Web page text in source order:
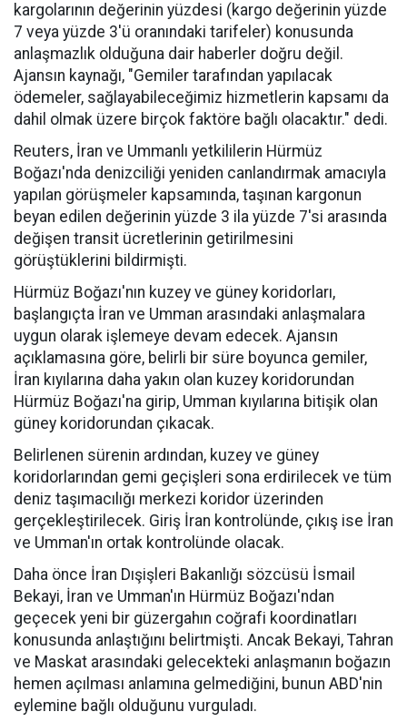
kargolarının değerinin yüzdesi (kargo değerinin yüzde
7 veya yüzde 3'ü oranındaki tarifeler) konusunda
anlaşmazlık olduğuna dair haberler doğru değil.
Ajansın kaynağı, "Gemiler tarafından yapılacak
ödemeler, sağlayabileceğimiz hizmetlerin kapsamı da
dahil olmak üzere birçok faktöre bağlı olacaktır." dedi.
Reuters, İran ve Ummanlı yetkililerin Hürmüz
Boğazı'nda denizciliği yeniden canlandırmak amacıyla
yapılan görüşmeler kapsamında, taşınan kargonun
beyan edilen değerinin yüzde 3 ila yüzde 7'si arasında
değişen transit ücretlerinin getirilmesini
görüştüklerini bildirmişti.
Hürmüz Boğazı'nın kuzey ve güney koridorları,
başlangıçta İran ve Umman arasındaki anlaşmalara
uygun olarak işlemeye devam edecek. Ajansın
açıklamasına göre, belirli bir süre boyunca gemiler,
İran kıyılarına daha yakın olan kuzey koridorundan
Hürmüz Boğazı'na girip, Umman kıyılarına bitişik olan
güney koridorundan çıkacak.
Belirlenen sürenin ardından, kuzey ve güney
koridorlarından gemi geçişleri sona erdirilecek ve tüm
deniz taşımacılığı merkezi koridor üzerinden
gerçekleştirilecek. Giriş İran kontrolünde, çıkış ise İran
ve Umman'ın ortak kontrolünde olacak.
Daha önce İran Dışişleri Bakanlığı sözcüsü İsmail
Bekayi, İran ve Umman'ın Hürmüz Boğazı'ndan
geçecek yeni bir güzergahın coğrafi koordinatları
konusunda anlaştığını belirtmişti. Ancak Bekayi, Tahran
ve Maskat arasındaki gelecekteki anlaşmanın boğazın
hemen açılması anlamına gelmediğini, bunun ABD'nin
eylemine bağlı olduğunu vurguladı.